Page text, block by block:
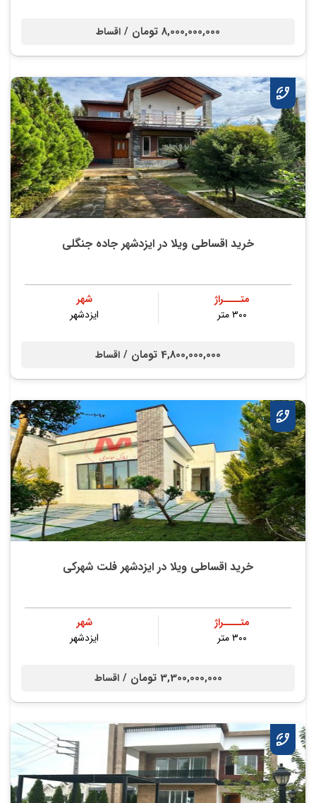
8,000,000,000 تومان / اقساط
خرید اقساطی ویلا در ایزدشهر جاده جنگلی
متــــراژ
۳۰۰ متر
شهر
ایزدشهر
4,800,000,000 تومان / اقساط
خرید اقساطی ویلا در ایزدشهر فلت شهرکی
متــــراژ
۳۰۰ متر
شهر
ایزدشهر
3,300,000,000 تومان / اقساط